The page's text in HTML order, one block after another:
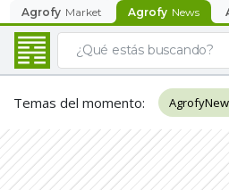
Agrofy Market Agrofy News
Temas del momento: